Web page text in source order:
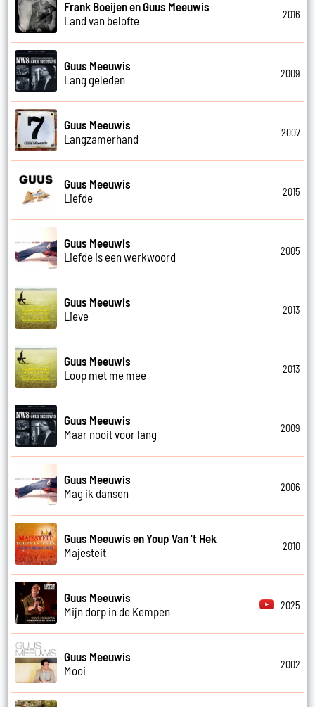
Frank Boeijen en Guus Meeuwis
Land van belofte
2016
Guus Meeuwis
Lang geleden
2009
Guus Meeuwis
Langzamerhand
2007
Guus Meeuwis
Liefde
2015
Guus Meeuwis
Liefde is een werkwoord
2005
Guus Meeuwis
Lieve
2013
Guus Meeuwis
Loop met me mee
2013
Guus Meeuwis
Maar nooit voor lang
2009
Guus Meeuwis
Mag ik dansen
2006
Guus Meeuwis en Youp Van 't Hek
Majesteit
2010
Guus Meeuwis
Mijn dorp in de Kempen
2025
Guus Meeuwis
Mooi
2002